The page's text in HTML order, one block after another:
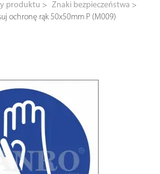
produktu
Znaki bezpieczeństwa
ochronę rąk 50x50mm P (M009)